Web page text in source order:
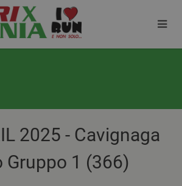
2025 - Cavignaga
Gruppo 1 (366)